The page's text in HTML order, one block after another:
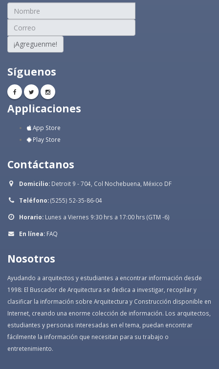
¡Agreguenme!
Síguenos
Applicaciones
App Store
Play Store
Contáctanos
Domicilio: Detroit 9 - 704, Col Nochebuena, México DF
Teléfono:(5255) 52-35-86-04
Horario: Lunes a Viernes 9:30 hrs a 17:00 hrs (GTM -6)
En línea: FAQ
Nosotros
Ayudando a arquitectos y estudiantes a encontrar información desde
1998: El Buscador de Arquitectura se dedica a investigar, recopilar y
clasificar la información sobre Arquitectura y Construcción disponible en
Internet, creando una enorme colección de información. Los arquitectos,
estudiantes y personas interesadas en el tema, puedan encontrar
fácilmente la información que necesitan para su trabajo o
entretenimiento.